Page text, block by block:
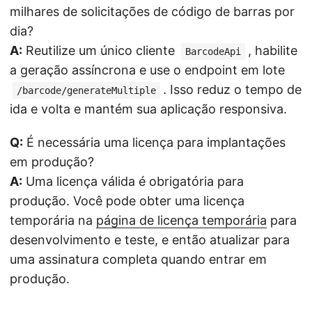
milhares de solicitações de código de barras por
dia?
A: Reutilize um único cliente BarcodeApi
, habilite
a geração assíncrona e use o endpoint em lote
/barcode/generateMultiple
. Isso reduz o tempo de
ida e volta e mantém sua aplicação responsiva.
Q: É necessária uma licença para implantações
em produção?
A: Uma licença válida é obrigatória para
produção. Você pode obter uma licença
temporária na página de licença temporária para
desenvolvimento e teste, e então atualizar para
uma assinatura completa quando entrar em
produção.